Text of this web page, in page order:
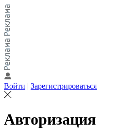
Войти | Зарегистрироваться
Авторизация